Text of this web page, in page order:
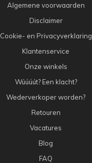
Algemene voorwaarden
Disclaimer
Cookie- en Privacyverklaring
Klantenservice
Onze winkels
Wúúúút? Een klacht?
Wederverkoper worden?
Retouren
Vacatures
Blog
FAQ